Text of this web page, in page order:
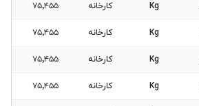
Kg کارخانه ۷۵٬۴۵۵
Kg کارخانه ۷۵٬۴۵۵
Kg کارخانه ۷۵٬۴۵۵
Kg کارخانه ۷۵٬۴۵۵